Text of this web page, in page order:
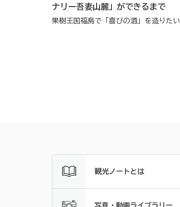
ナリー吾妻山麓」ができるまで
果樹王国福島で「喜びの酒」を造りたい
観光ノートとは
写真・動画ライブラリー